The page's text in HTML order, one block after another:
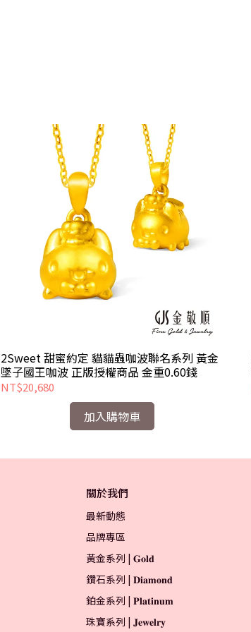
2Sweet 甜蜜約定 貓貓蟲咖波聯名系列 黃金
墜子國王咖波 正版授權商品 金重0.60錢
NT$20,680
加入購物車
關於我們
最新動態
品牌專區
黃金系列 | 𝐆𝐨𝐥𝐝
鑽石系列 | 𝐃𝐢𝐚𝐦𝐨𝐧𝐝
鉑金系列 | 𝐏𝐥𝐚𝐭𝐢𝐧𝐮𝐦
珠寶系列 | 𝐉𝐞𝐰𝐞𝐥𝐫𝐲